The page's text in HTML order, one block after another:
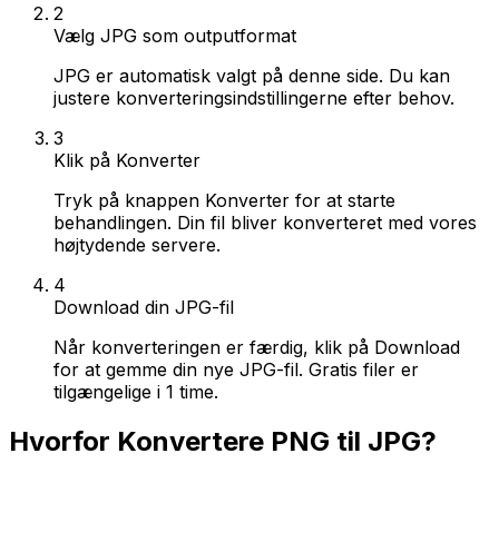
2
Vælg JPG som outputformat
JPG er automatisk valgt på denne side. Du kan
justere konverteringsindstillingerne efter behov.
3
Klik på Konverter
Tryk på knappen Konverter for at starte
behandlingen. Din fil bliver konverteret med vores
højtydende servere.
4
Download din JPG-fil
Når konverteringen er færdig, klik på Download
for at gemme din nye JPG-fil. Gratis filer er
tilgængelige i 1 time.
Hvorfor Konvertere PNG til JPG?